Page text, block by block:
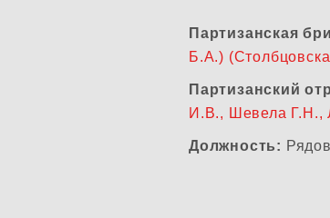
Партизанская
Б.А.)
Партизанский
И.В., Шевела Г.Н.,
Должность: